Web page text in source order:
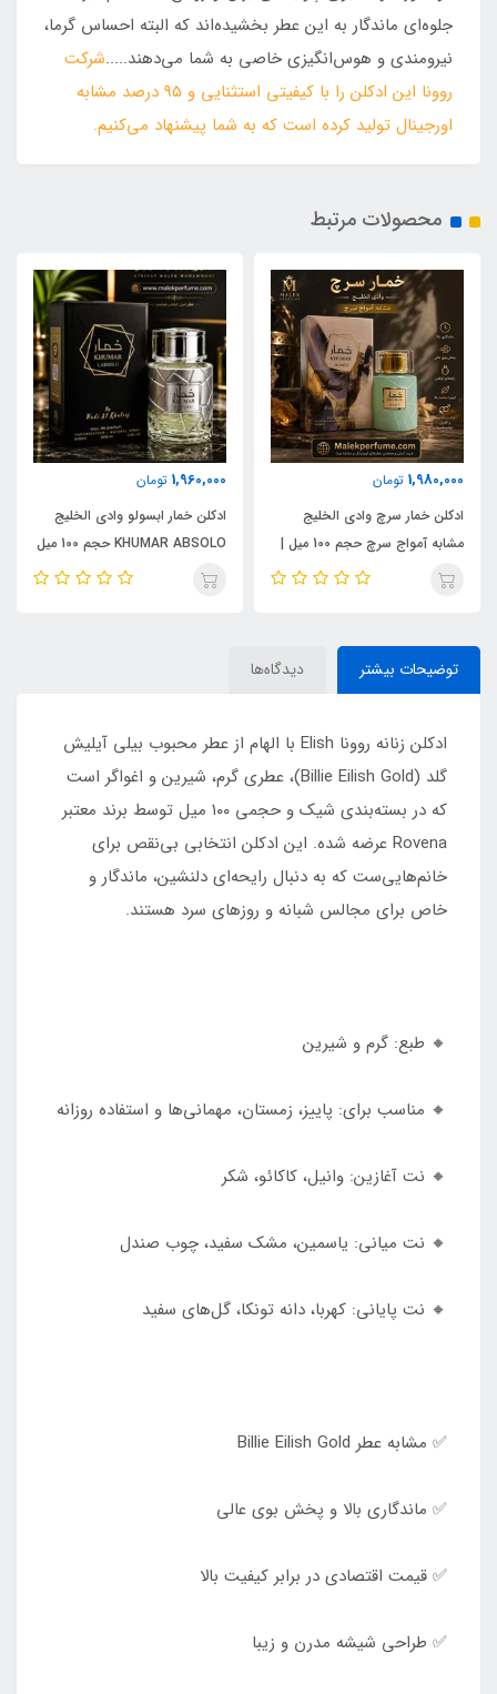
جلوه‌ای ماندگار به این عطر بخشیده‌اند که البته احساس گرما،
نیرومندی و هوس‌انگیزی خاصی به شما می‌دهند.....شرکت
روونا این ادکلن را با کیفیتی استثنایی و ٩۵ درصد مشابه
اورجینال تولید کرده است که به شما پیشنهاد می‌کنیم.
محصولات مرتبط
1,980,000 تومان
ادکلن خمار سرچ وادی الخلیج
مشابه آمواج سرچ حجم 100 میل |
KHUMAR Search Eau de
1,960,000 تومان
ادکلن خمار ابسولو وادی الخلیج
KHUMAR ABSOLO حجم 100 میل
| مشابه اورجینال ایو سن لورن مای
توضیحات بیشتر دیدگاه‌ها
ادکلن زنانه روونا Elish با الهام از عطر محبوب بیلی آیلیش
گلد (Billie Eilish Gold)، عطری گرم، شیرین و اغواگر است
که در بسته‌بندی شیک و حجمی ۱۰۰ میل توسط برند معتبر
Rovena عرضه شده. این ادکلن انتخابی بی‌نقص برای
خانم‌هایی‌ست که به دنبال رایحه‌ای دلنشین، ماندگار و
خاص برای مجالس شبانه و روزهای سرد هستند.
🔸 طبع: گرم و شیرین
🔸 مناسب برای: پاییز، زمستان، مهمانی‌ها و استفاده روزانه
🔸 نت آغازین: وانیل، کاکائو، شکر
🔸 نت میانی: یاسمین، مشک سفید، چوب صندل
🔸 نت پایانی: کهربا، دانه تونکا، گل‌های سفید
✅ مشابه عطر Billie Eilish Gold
✅ ماندگاری بالا و پخش بوی عالی
✅ قیمت اقتصادی در برابر کیفیت بالا
✅ طراحی شیشه مدرن و زیبا